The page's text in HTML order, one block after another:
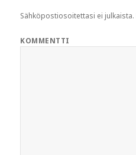
Sähköpostiosoitettasi ei julkaista.
KOMMENTTI